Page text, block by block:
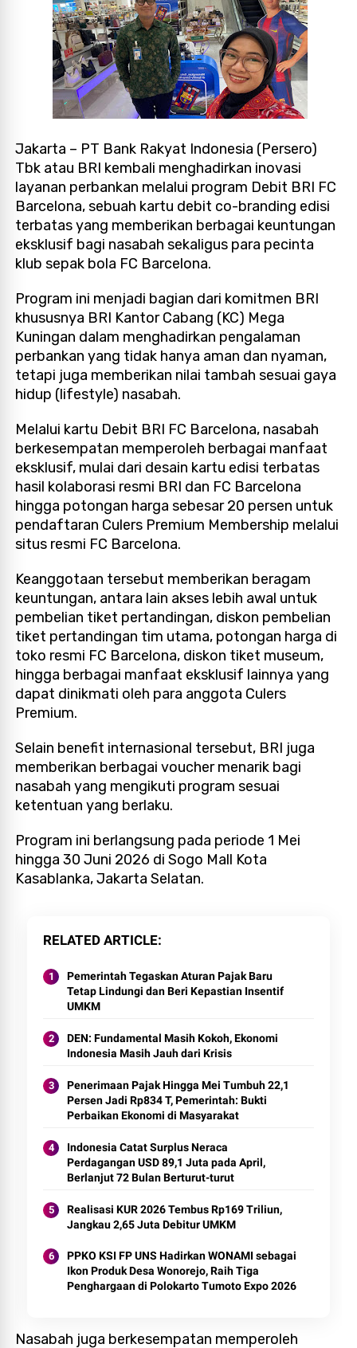
Jakarta – PT Bank Rakyat Indonesia (Persero)
Tbk atau BRI kembali menghadirkan inovasi
layanan perbankan melalui program Debit BRI FC
Barcelona, sebuah kartu debit co-branding edisi
terbatas yang memberikan berbagai keuntungan
eksklusif bagi nasabah sekaligus para pecinta
klub sepak bola FC Barcelona.
Program ini menjadi bagian dari komitmen BRI
khususnya BRI Kantor Cabang (KC) Mega
Kuningan dalam menghadirkan pengalaman
perbankan yang tidak hanya aman dan nyaman,
tetapi juga memberikan nilai tambah sesuai gaya
hidup (lifestyle) nasabah.
Melalui kartu Debit BRI FC Barcelona, nasabah
berkesempatan memperoleh berbagai manfaat
eksklusif, mulai dari desain kartu edisi terbatas
hasil kolaborasi resmi BRI dan FC Barcelona
hingga potongan harga sebesar 20 persen untuk
pendaftaran Culers Premium Membership melalui
situs resmi FC Barcelona.
Keanggotaan tersebut memberikan beragam
keuntungan, antara lain akses lebih awal untuk
pembelian tiket pertandingan, diskon pembelian
tiket pertandingan tim utama, potongan harga di
toko resmi FC Barcelona, diskon tiket museum,
hingga berbagai manfaat eksklusif lainnya yang
dapat dinikmati oleh para anggota Culers
Premium.
Selain benefit internasional tersebut, BRI juga
memberikan berbagai voucher menarik bagi
nasabah yang mengikuti program sesuai
ketentuan yang berlaku.
Program ini berlangsung pada periode 1 Mei
hingga 30 Juni 2026 di Sogo Mall Kota
Kasablanka, Jakarta Selatan.
RELATED ARTICLE
Pemerintah Tegaskan Aturan Pajak Baru
Tetap Lindungi dan Beri Kepastian Insentif
UMKM
DEN: Fundamental Masih Kokoh, Ekonomi
Indonesia Masih Jauh dari Krisis
Penerimaan Pajak Hingga Mei Tumbuh 22,1
Persen Jadi Rp834 T, Pemerintah: Bukti
Perbaikan Ekonomi di Masyarakat
Indonesia Catat Surplus Neraca
Perdagangan USD 89,1 Juta pada April,
Berlanjut 72 Bulan Berturut-turut
Realisasi KUR 2026 Tembus Rp169 Triliun,
Jangkau 2,65 Juta Debitur UMKM
PPKO KSI FP UNS Hadirkan WONAMI sebagai
Ikon Produk Desa Wonorejo, Raih Tiga
Penghargaan di Polokarto Tumoto Expo 2026
Nasabah juga berkesempatan memperoleh